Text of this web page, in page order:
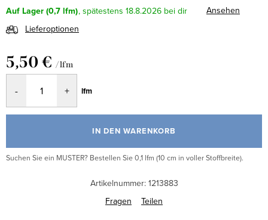
Auf Lager(0,7 lfm) 18.8.2026
Ansehen
Lieferoptionen
5,50 € / lfm
lfm
IN DEN WARENKORB
Suchen Sie ein MUSTER? Bestellen Sie 0,1 lfm (10 cm in voller Stoffbreite).
Artikelnummer: 1213883
Fragen
Teilen